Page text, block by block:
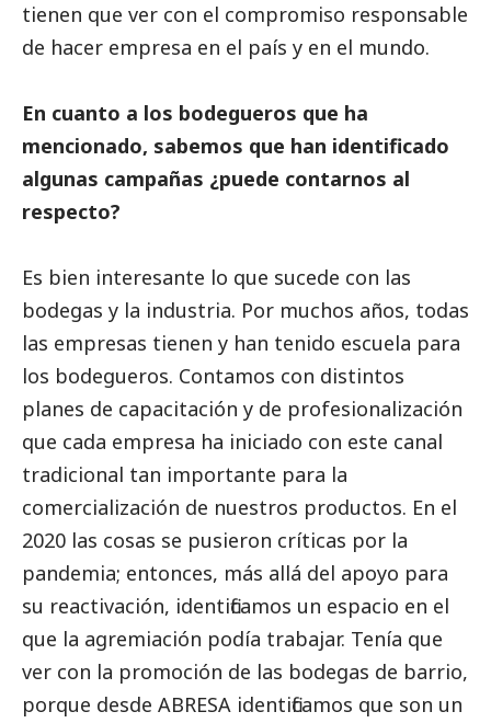
tienen que ver con el compromiso responsable
de hacer empresa en el país y en el mundo.
En cuanto a los bodegueros que ha
mencionado, sabemos que han identificado
algunas campañas ¿puede contarnos al
respecto?
Es bien interesante lo que sucede con las
bodegas y la industria. Por muchos años, todas
las empresas tienen y han tenido escuela para
los bodegueros. Contamos con distintos
planes de capacitación y de profesionalización
que cada empresa ha iniciado con este canal
tradicional tan importante para la
comercialización de nuestros productos. En el
2020 las cosas se pusieron críticas por la
pandemia; entonces, más allá del apoyo para
su reactivación, identificamos un espacio en el
que la agremiación podía trabajar. Tenía que
ver con la promoción de las bodegas de barrio,
porque desde ABRESA identificamos que son un